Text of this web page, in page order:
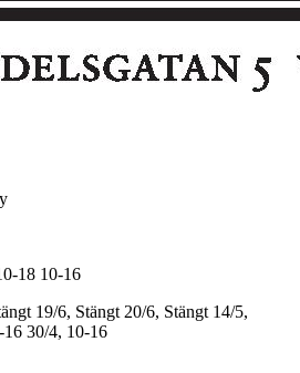
18 10-16
19/6, Stängt 20/6, Stängt 14/5,
16 30/4, 10-16